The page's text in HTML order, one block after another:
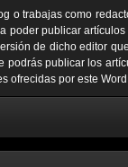
o trabajas como
poder publicar
de dicho editor
podrás publicar los
ofrecidas por este